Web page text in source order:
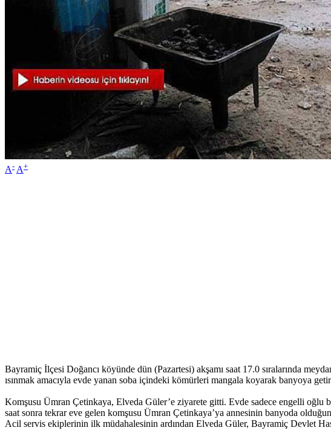
A- A+
Bayramiç İlçesi Doğancı köyünde dün (Pazartesi) akşamı saat 17.0 sıralarında
ısınmak amacıyla evde yanan soba içindeki kömürleri mangala koyarak banyoya
Komşusu Ümran Çetinkaya, Elveda Güler’e ziyarete gitti. Evde sadece engelli oğlu
saat sonra tekrar eve gelen komşusu Ümran Çetinkaya’ya annesinin banyoda
Acil servis ekiplerinin ilk müdahalesinin ardından Elveda Güler, Bayramiç Devlet